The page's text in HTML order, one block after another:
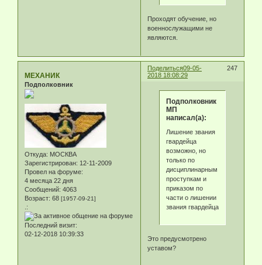
Проходят обучение, но
военнослужащими не
являются.
Поделиться 247
09-05-
2018 18:08:29
МЕХАНИК
Подполковник
Откуда: МОСКВА
Зарегистрирован: 12-11-2009
Провел на форуме:
4 месяца 22 дня
Сообщений: 4063
Возраст: 68 [1957-09-21]
.:
Последний визит:
02-12-2018 10:39:33
Подполковник
МП
написал(а):
Лишение звания
гвардейца
возможно, но
только по
дисциплинарным
проступкам и
приказом по
части о лишении
звания гвардейца
Это предусмотрено
уставом?